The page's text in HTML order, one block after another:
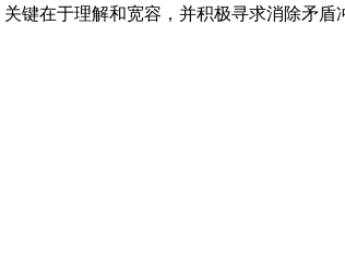
键在于理解和宽容，并积极寻求消除矛盾